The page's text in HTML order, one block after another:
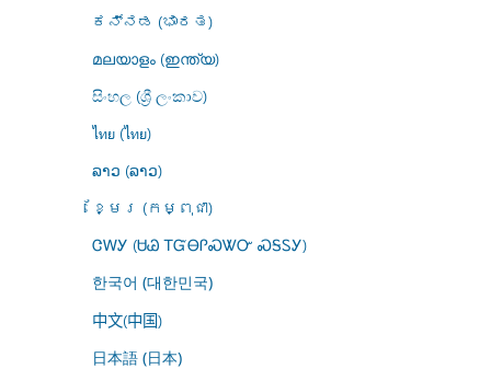
ಕನ್ನಡ (ಭಾರತ)
മലയാളം (ഇന്ത്യ)
සිංහල (ශ්‍රී ලංකාව)
ไทย (ไทย)
ລາວ (ລາວ)
ខ្មែរ (កម្ពុជា)
ᏣᎳᎩ (ᏌᏊ ᎢᏳᎾᎵᏍᏔᏅ ᏍᎦᏚᎩ)
한국어 (대한민국)
中文(中国)
日本語 (日本)